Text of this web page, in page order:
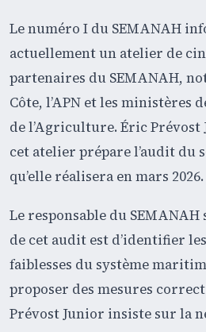
Le numéro I du SEMANAH
actuellement un atelier de
partenaires du SEMANAH,
Côte, l’APN et les ministères
de l’Agriculture. Éric Prévost
cet atelier prépare l’audit du
qu’elle réalisera en mars 2026.
Le responsable du
de cet audit est d’identifier
faiblesses du système
proposer des mesures
Prévost Junior insiste sur la